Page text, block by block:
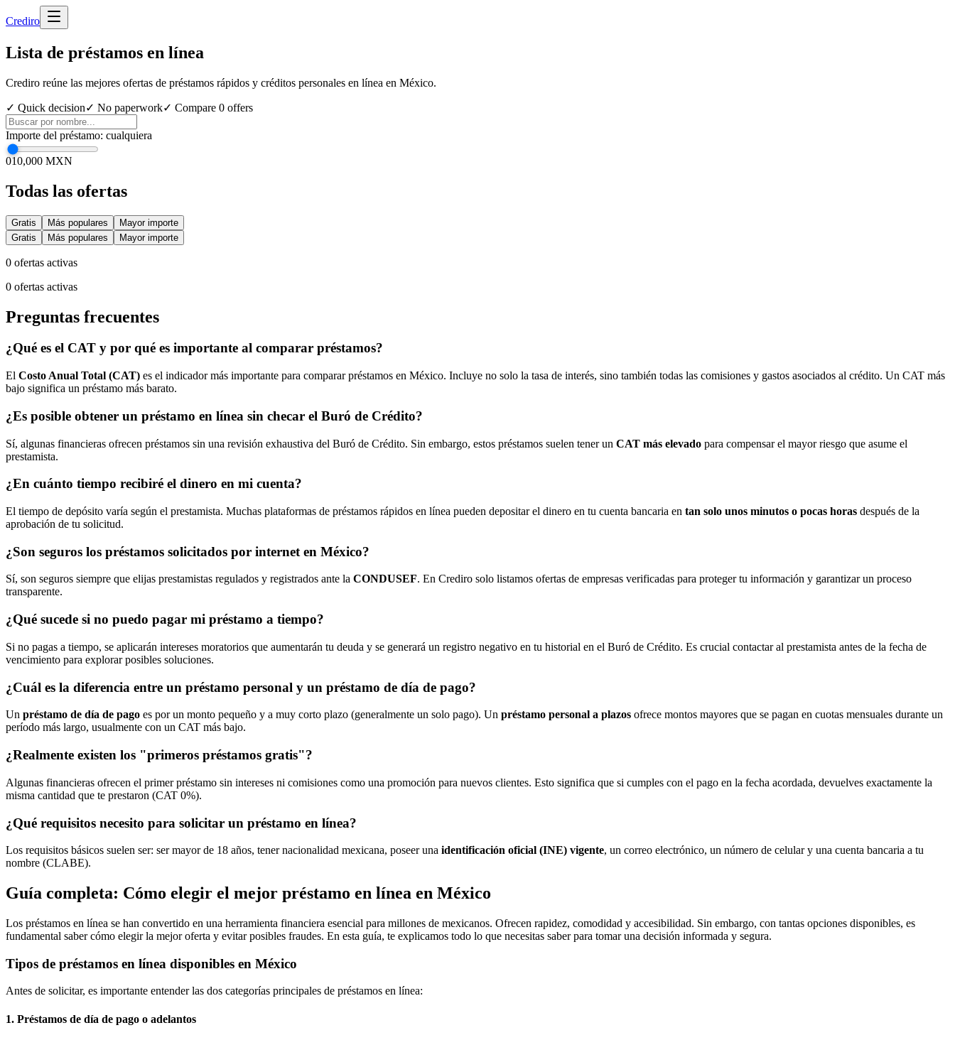
Crediro
Lista de préstamos en línea
Crediro reúne las mejores ofertas de préstamos rápidos y créditos personales en línea en México.
✓ Quick decision✓ No paperwork✓ Compare 0 offers
Importe del préstamo: cualquiera
010,000 MXN
Todas las ofertas
Gratis Más populares
Mayor importe
Gratis
Más populares Mayor importe
0 ofertas activas
0 ofertas activas
Preguntas frecuentes
¿Qué es el CAT y por qué es importante al comparar préstamos?
El Costo Anual Total (CAT) es el indicador más importante para comparar préstamos en México. Incluye no solo la tasa de interés, sino también todas las comisiones y gastos asociados al crédito. Un CAT más
bajo significa un préstamo más barato.
¿Es posible obtener un préstamo en línea sin checar el Buró de Crédito?
Sí, algunas financieras ofrecen préstamos sin una revisión exhaustiva del Buró de Crédito. Sin embargo, estos préstamos suelen tener un CAT más elevado para compensar el mayor riesgo que asume el
prestamista.
¿En cuánto tiempo recibiré el dinero en mi cuenta?
El tiempo de depósito varía según el prestamista. Muchas plataformas de préstamos rápidos en línea pueden depositar el dinero en tu cuenta bancaria en tan solo unos minutos o pocas horas después de la
aprobación de tu solicitud.
¿Son seguros los préstamos solicitados por internet en México?
Sí, son seguros siempre que elijas prestamistas regulados y registrados ante la CONDUSEF. En Crediro solo listamos ofertas de empresas verificadas para proteger tu información y garantizar un proceso
transparente.
¿Qué sucede si no puedo pagar mi préstamo a tiempo?
Si no pagas a tiempo, se aplicarán intereses moratorios que aumentarán tu deuda y se generará un registro negativo en tu historial en el Buró de Crédito. Es crucial contactar al prestamista antes de la fecha de
vencimiento para explorar posibles soluciones.
¿Cuál es la diferencia entre un préstamo personal y un préstamo de día de pago?
Un préstamo de día de pago es por un monto pequeño y a muy corto plazo (generalmente un solo pago). Un préstamo personal a plazos ofrece montos mayores que se pagan en cuotas mensuales durante un
período más largo, usualmente con un CAT más bajo.
¿Realmente existen los "primeros préstamos gratis"?
Algunas financieras ofrecen el primer préstamo sin intereses ni comisiones como una promoción para nuevos clientes. Esto significa que si cumples con el pago en la fecha acordada, devuelves exactamente la
misma cantidad que te prestaron (CAT 0%).
¿Qué requisitos necesito para solicitar un préstamo en línea?
Los requisitos básicos suelen ser: ser mayor de 18 años, tener nacionalidad mexicana, poseer una identificación oficial (INE) vigente, un correo electrónico, un número de celular y una cuenta bancaria a tu
nombre (CLABE).
Guía completa: Cómo elegir el mejor préstamo en línea en México
Los préstamos en línea se han convertido en una herramienta financiera esencial para millones de mexicanos. Ofrecen rapidez, comodidad y accesibilidad. Sin embargo, con tantas opciones disponibles, es
fundamental saber cómo elegir la mejor oferta y evitar posibles fraudes. En esta guía, te explicamos todo lo que necesitas saber para tomar una decisión informada y segura.
Tipos de préstamos en línea disponibles en México
Antes de solicitar, es importante entender las dos categorías principales de préstamos en línea:
1. Préstamos de día de pago o adelantos